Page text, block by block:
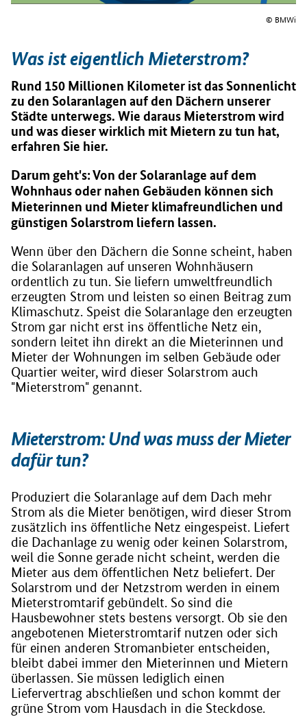
© BMWi
Was ist eigentlich Mieterstrom?
Rund 150 Millionen Kilometer ist das Sonnenlicht
zu den Solaranlagen auf den Dächern unserer
Städte unterwegs. Wie daraus Mieterstrom wird
und was dieser wirklich mit Mietern zu tun hat,
erfahren Sie hier.
Darum geht's: Von der Solaranlage auf dem
Wohnhaus oder nahen Gebäuden können sich
Mieterinnen und Mieter klimafreundlichen und
günstigen Solarstrom liefern lassen.
Wenn über den Dächern die Sonne scheint, haben
die Solaranlagen auf unseren Wohnhäusern
ordentlich zu tun. Sie liefern umweltfreundlich
erzeugten Strom und leisten so einen Beitrag zum
Klimaschutz. Speist die Solaranlage den erzeugten
Strom gar nicht erst ins öffentliche Netz ein,
sondern leitet ihn direkt an die Mieterinnen und
Mieter der Wohnungen im selben Gebäude oder
Quartier weiter, wird dieser Solarstrom auch
"Mieterstrom" genannt.
Mieterstrom: Und was muss der Mieter
dafür tun?
Produziert die Solaranlage auf dem Dach mehr
Strom als die Mieter benötigen, wird dieser Strom
zusätzlich ins öffentliche Netz eingespeist. Liefert
die Dachanlage zu wenig oder keinen Solarstrom,
weil die Sonne gerade nicht scheint, werden die
Mieter aus dem öffentlichen Netz beliefert. Der
Solarstrom und der Netzstrom werden in einem
Mieterstromtarif gebündelt. So sind die
Hausbewohner stets bestens versorgt. Ob sie den
angebotenen Mieterstromtarif nutzen oder sich
für einen anderen Stromanbieter entscheiden,
bleibt dabei immer den Mieterinnen und Mietern
überlassen. Sie müssen lediglich einen
Liefervertrag abschließen und schon kommt der
grüne Strom vom Hausdach in die Steckdose.